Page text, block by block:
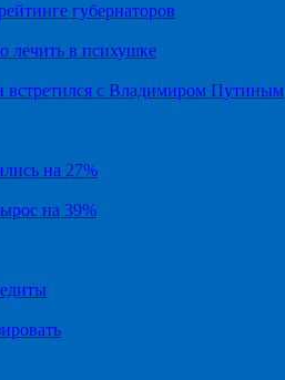
губернаторов
лечить в психушке
встретился с Владимиром Путиным
на 27%
на 39%